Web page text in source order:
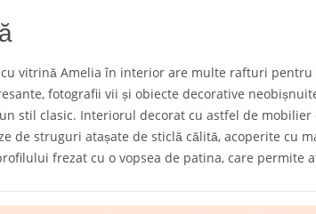
vitrină Amelia în interior are multe rafturi
fotografii vii și obiecte decorative
stil clasic. Interiorul decorat cu astfel de
de struguri atașate de sticlă călită, acoperite cu
frezat cu o vopsea de patina, care permite